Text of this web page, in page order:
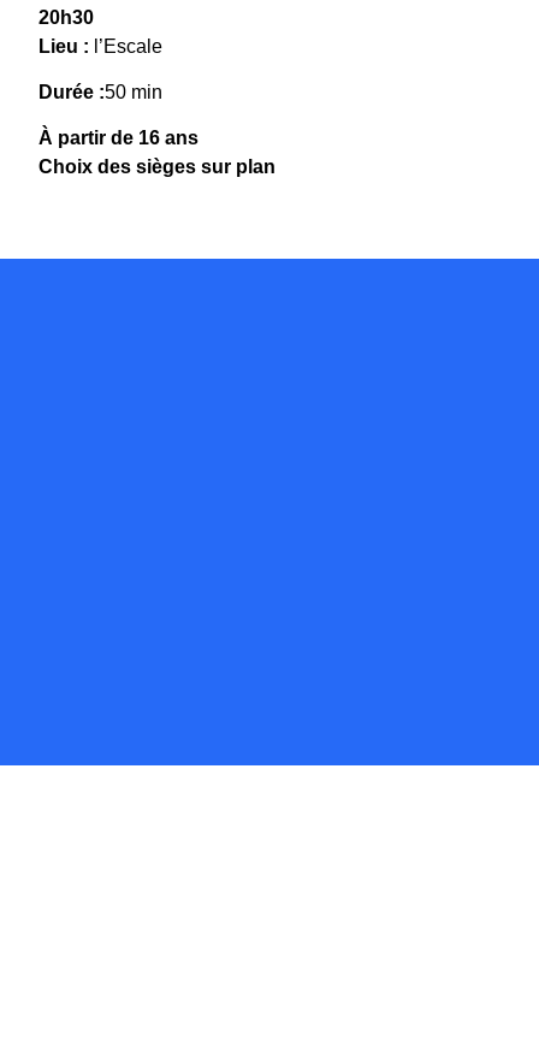
20h30
Lieu : l’Escale
Durée :50 min
À partir de 16 ans
Choix des sièges sur plan